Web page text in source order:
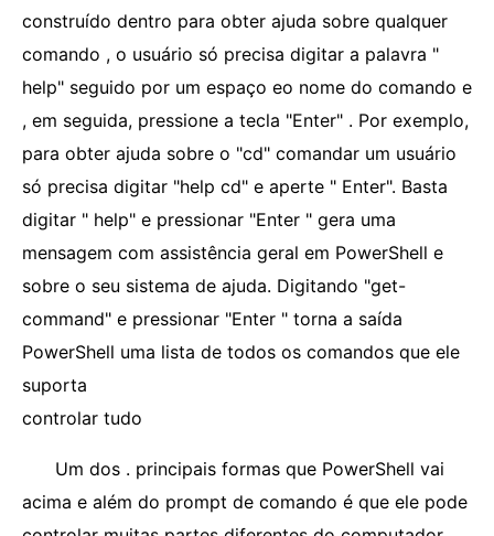
construído dentro para obter ajuda sobre qualquer
comando , o usuário só precisa digitar a palavra "
help" seguido por um espaço eo nome do comando e
, em seguida, pressione a tecla "Enter" . Por exemplo,
para obter ajuda sobre o "cd" comandar um usuário
só precisa digitar "help cd" e aperte " Enter". Basta
digitar " help" e pressionar "Enter " gera uma
mensagem com assistência geral em PowerShell e
sobre o seu sistema de ajuda. Digitando "get-
command" e pressionar "Enter " torna a saída
PowerShell uma lista de todos os comandos que ele
suporta
controlar tudo
Um dos . principais formas que PowerShell vai
acima e além do prompt de comando é que ele pode